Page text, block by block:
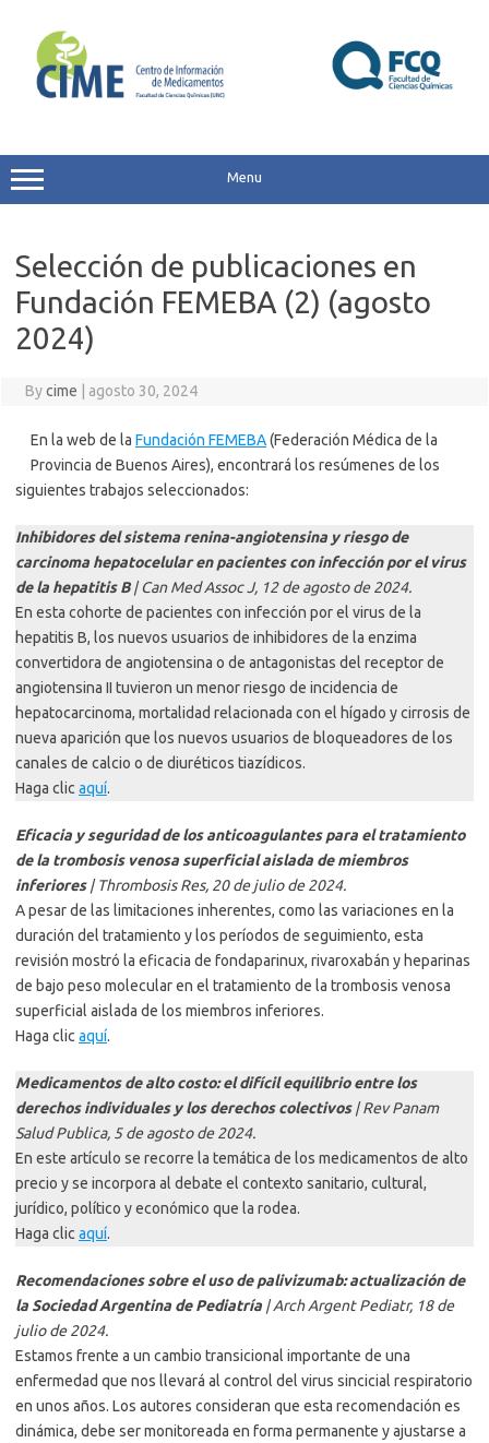
content
Menu
Selección de publicaciones en
Fundación FEMEBA (2) (agosto
2024)
Bycime agosto 30, 2024
En la web de la Fundación FEMEBA(Federación Médica de la
Provincia de Buenos Aires), encontrará los resúmenes de los
siguientes trabajos seleccionados:
Inhibidores del sistema renina-angiotensina y riesgo de
carcinoma hepatocelular en pacientes con infección por el virus
de la hepatitis B| Can Med Assoc J, 12 de agosto de 2024.
En esta cohorte de pacientes con infección por el virus de la
hepatitis B, los nuevos usuarios de inhibidores de la enzima
convertidora de angiotensina o de antagonistas del receptor de
angiotensina II tuvieron un menor riesgo de incidencia de
hepatocarcinoma, mortalidad relacionada con el hígado y cirrosis de
nueva aparición que los nuevos usuarios de bloqueadores de los
canales de calcio o de diuréticos tiazídicos.
Haga clic aquí.
Eficacia y seguridad de los anticoagulantes para el tratamiento
de la trombosis venosa superficial aislada de miembros
inferiores| Thrombosis Res, 20 de julio de 2024.
A pesar de las limitaciones inherentes, como las variaciones en la
duración del tratamiento y los períodos de seguimiento, esta
revisión mostró la eficacia de fondaparinux, rivaroxabán y heparinas
de bajo peso molecular en el tratamiento de la trombosis venosa
superficial aislada de los miembros inferiores.
Haga clicaquí.
Medicamentos de alto costo: el difícil equilibrio entre los
derechos individuales y los derechos colectivos| Rev Panam
Salud Publica, 5 de agosto de 2024.
En este artículo se recorre la temática de los medicamentos de alto
precio y se incorpora al debate el contexto sanitario, cultural,
jurídico, político y económico que la rodea.
Haga clic aquí.
Recomendaciones sobre el uso de palivizumab: actualización de
la Sociedad Argentina de Pediatría | Arch Argent Pediatr, 18 de
julio de 2024.
Estamos frente a un cambio transicional importante de una
enfermedad que nos llevará al control del virus sincicial respiratorio
en unos años. Los autores consideran que esta recomendación es
dinámica, debe ser monitoreada en forma permanente y ajustarse a